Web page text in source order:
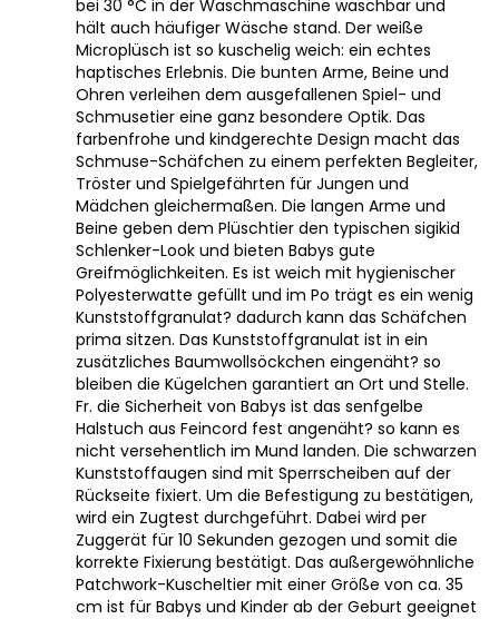
bei 30 °C in der Waschmaschine waschbar und
hält auch häufiger Wäsche stand. Der weiße
Microplüsch ist so kuschelig weich: ein echtes
haptisches Erlebnis. Die bunten Arme, Beine und
Ohren verleihen dem ausgefallenen Spiel- und
Schmusetier eine ganz besondere Optik. Das
farbenfrohe und kindgerechte Design macht das
Schmuse-Schäfchen zu einem perfekten Begleiter,
Tröster und Spielgefährten für Jungen und
Mädchen gleichermaßen. Die langen Arme und
Beine geben dem Plüschtier den typischen sigikid
Schlenker-Look und bieten Babys gute
Greifmöglichkeiten. Es ist weich mit hygienischer
Polyesterwatte gefüllt und im Po trägt es ein wenig
Kunststoffgranulat? dadurch kann das Schäfchen
prima sitzen. Das Kunststoffgranulat ist in ein
zusätzliches Baumwollsöckchen eingenäht? so
bleiben die Kügelchen garantiert an Ort und Stelle.
Fr. die Sicherheit von Babys ist das senfgelbe
Halstuch aus Feincord fest angenäht? so kann es
nicht versehentlich im Mund landen. Die schwarzen
Kunststoffaugen sind mit Sperrscheiben auf der
Rückseite fixiert. Um die Befestigung zu bestätigen,
wird ein Zugtest durchgeführt. Dabei wird per
Zuggerät für 10 Sekunden gezogen und somit die
korrekte Fixierung bestätigt. Das außergewöhnliche
Patchwork-Kuscheltier mit einer Größe von ca. 35
cm ist für Babys und Kinder ab der Geburt geeignet